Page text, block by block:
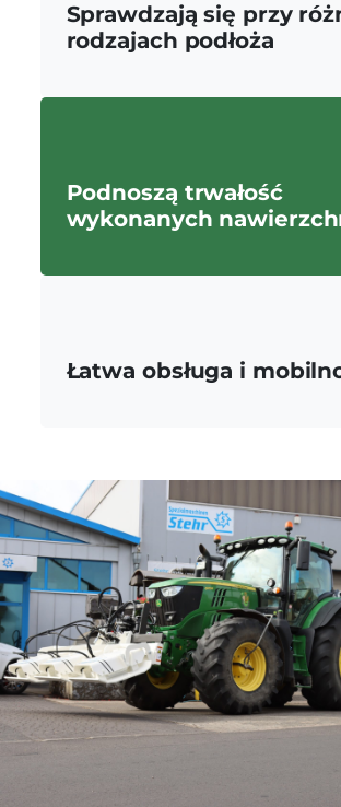
Sprawdzają się przy
rodzajach podłoża
Podnoszą trwałość
wykonanych
Łatwa obsługa i